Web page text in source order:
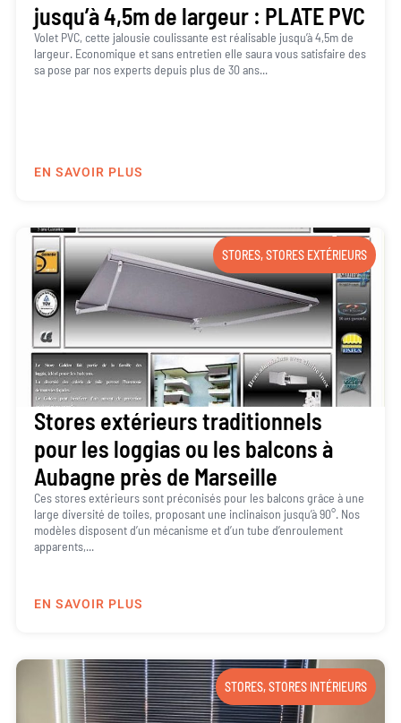
jusqu’à 4,5m de largeur : PLATE PVC
Volet PVC, cette jalousie coulissante est réalisable jusqu’à 4,5m de
largeur. Economique et sans entretien elle saura vous satisfaire des
sa pose par nos experts depuis plus de 30 ans...
EN SAVOIR PLUS
STORES,STORES EXTÉRIEURS
Stores extérieurs traditionnels
pour les loggias ou les balcons à
Aubagne près de Marseille
Ces stores extérieurs sont préconisés pour les balcons grâce à une
large diversité de toiles, proposant une inclinaison jusqu’à 90°. Nos
modèles disposent d’un mécanisme et d’un tube d’enroulement
apparents,...
EN SAVOIR PLUS
STORES,STORES INTÉRIEURS